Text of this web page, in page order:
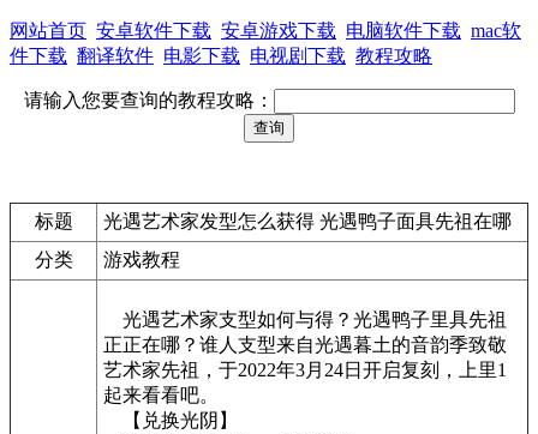
网站首页 安卓软件下载 安卓游戏下载 电脑软件下载 mac软
件下载 翻译软件 电影下载 电视剧下载 教程攻略
请输入您要查询的教程攻略：
标题
光遇艺术家发型怎么获得 光遇鸭子面具先祖在哪
分类
游戏教程
光遇艺术家支型如何与得？光遇鸭子里具先祖
正正在哪？谁人支型来自光遇暮土的音韵季致敬
艺术家先祖，于2022年3月24日开启复刻，上里1
起来看看吧。
【兑换光阴】